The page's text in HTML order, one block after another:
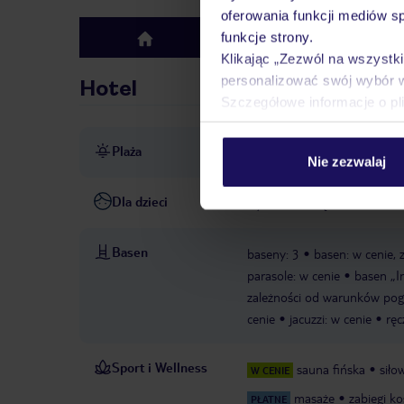
oferowania funkcji mediów
funkcje strony.
Klikając „Zezwól na
personalizować swój wybór
Szczegółowe informacje o
Nie zezwalaj
top Hotel
Hotel
Plaża ok. 5 km do plaży
Dla dzieci
Basen baseny: 3
basen: w cenie,
parasole: w cenie
basen
zależności od warunków
cenie
jacuzzi: w cenie
Sport i Wellness W CENIE sauna fińska
PŁATNE masaże zabiegi